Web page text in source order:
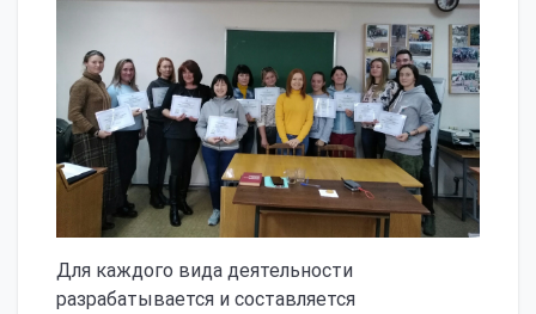
Для каждого вида деятельности
разрабатывается и составляется